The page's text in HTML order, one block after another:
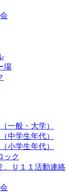
場
一般・大学）
中学生年代）
小学生年代）
ック
、Ｕ１１活動連絡